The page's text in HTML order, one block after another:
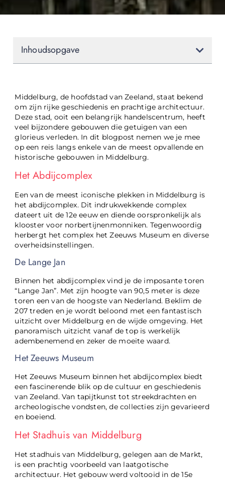
Middelburg, de hoofdstad van Zeeland, staat bekend
om zijn rijke geschiedenis en prachtige architectuur.
Deze stad, ooit een belangrijk handelscentrum, heeft
veel bijzondere gebouwen die getuigen van een
glorieus verleden. In dit blogpost nemen we je mee
op een reis langs enkele van de meest opvallende en
historische gebouwen in Middelburg.
Het Abdijcomplex
Een van de meest iconische plekken in Middelburg is
het abdijcomplex. Dit indrukwekkende complex
dateert uit de 12e eeuw en diende oorspronkelijk als
klooster voor norbertijnenmonniken. Tegenwoordig
herbergt het complex het Zeeuws Museum en diverse
overheidsinstellingen.
De Lange Jan
Binnen het abdijcomplex vind je de imposante toren
“Lange Jan”. Met zijn hoogte van 90,5 meter is deze
toren een van de hoogste van Nederland. Beklim de
207 treden en je wordt beloond met een fantastisch
uitzicht over Middelburg en de wijde omgeving. Het
panoramisch uitzicht vanaf de top is werkelijk
adembenemend en zeker de moeite waard.
Het Zeeuws Museum
Het Zeeuws Museum binnen het abdijcomplex biedt
een fascinerende blik op de cultuur en geschiedenis
van Zeeland. Van tapijtkunst tot streekdrachten en
archeologische vondsten, de collecties zijn gevarieerd
en boeiend.
Het Stadhuis van Middelburg
Het stadhuis van Middelburg, gelegen aan de Markt,
is een prachtig voorbeeld van laatgotische
architectuur. Het gebouw werd voltooid in de 15e
Inhoudsopgave